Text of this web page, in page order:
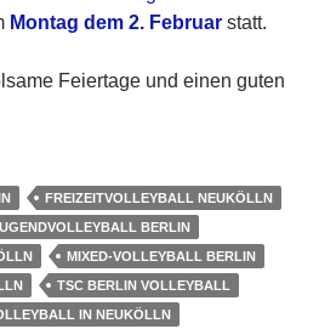
Montag dem 2. Februar statt.
Feiertage und einen guten
FREIZEITVOLLEYBALL NEUKÖLLN
BERLIN
MIXED-VOLLEYBALL BERLIN
TSC BERLIN VOLLEYBALL
IN NEUKÖLLN